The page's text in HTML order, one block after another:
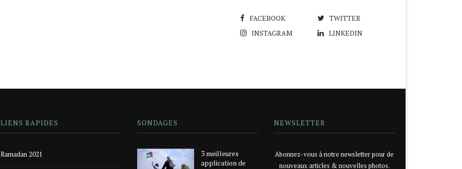
FACEBOOK
TWITTER
INSTAGRAM
LINKEDIN
LIENS RAPIDES
Ramadan 2021
SONDAGES
3 meilleures
application de
NEWSLETTER
Abonnez-vous à notre newsletter pour de
nouveaux articles & nouvelles photos.